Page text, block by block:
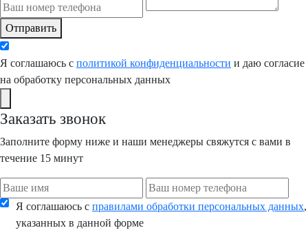
Отправить
Я соглашаюсь с политикой конфиденциальности и даю согласие
на обработку персональных данных
Заказать звонок
Заполните форму ниже и наши менеджеры свяжутся с вами в
течение 15 минут
Я соглашаюсь с правилами обработки персональных данных,
указанных в данной форме